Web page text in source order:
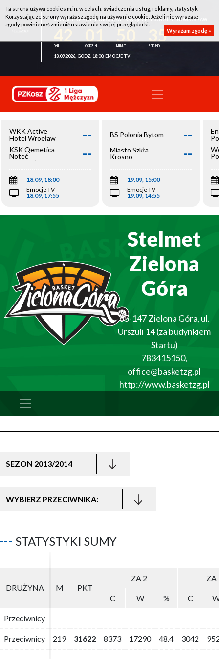
WKK ACTIVE HOTEL WROCŁAW - KSK QEMETICA NOTEĆ INOWROCŁAW
35
18.09.2026, GODZ. 18:00, EMOCJE TV
WKK Active
Hotel Wrocław
--
KSK Qemetica
Noteć
Inowrocław
--
18.09, 18:00
Emocje TV
18.09, 17:55
BS Polonia Bytom --
Miasto Szkła
Krosno
--
19.09, 15:00
Emocje TV
19.09, 14:55
Stelmet
Zielona
Góra
65-147 Zielona Góra, ul.
Urszuli 14 (za budynkiem
Startu)
783415150,
office@basketzg.pl
http://www.basketzg.pl
SEZON 2013/2014
WYBIERZ PRZECIWNIKA:
STATYSTYKI SUMY
DRUŻYNA M PKT
ZA 2 ZA
C W % C
Przeciwnicy
Przeciwnicy 219 31622 8373 17290 48.4 3042
DRUŻYNA M PKT
ZA 2 ZA
C W % C
Przeciwnicy
Przeciwnicy 219 31622 8373 17290 48.4 3042
Ta strona używa cookies m.in. w celach: świadczenia usług, reklamy, statystyk.
Korzystając ze strony wyrażasz zgodę na używanie cookie. Jeżeli nie wyrażasz
zgody powinieneś zmienić ustawienia swojej przeglądarki.
Wyrażam zgodę »